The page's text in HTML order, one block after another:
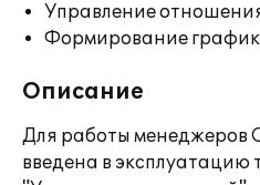
Управление
Формирование
Описание
Для работы
введена в